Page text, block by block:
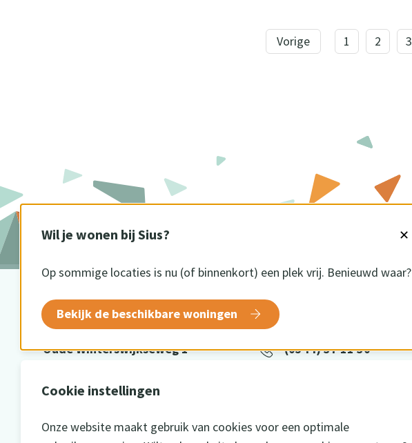
Wil je wonen bij Sius? ✕
Op sommige locaties is nu (of binnenkort) een plek vrij. Benieuwd waar?
Bekijk de beschikbare woningen
Cookie instellingen
Onze website maakt gebruik van cookies voor een optimale
Vorige 1 2 3
BEZOEKADRES
Oude Winterswijkseweg 1
CONTACT
(0544) 37 11 30